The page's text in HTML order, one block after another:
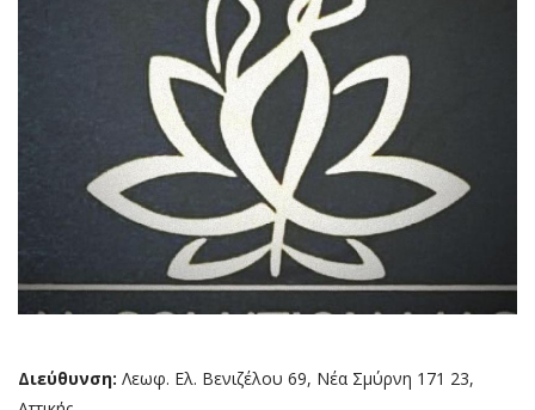
Διεύθυνση: Λεωφ. Ελ. Βενιζέλου 69, Νέα Σμύρνη 171 23,